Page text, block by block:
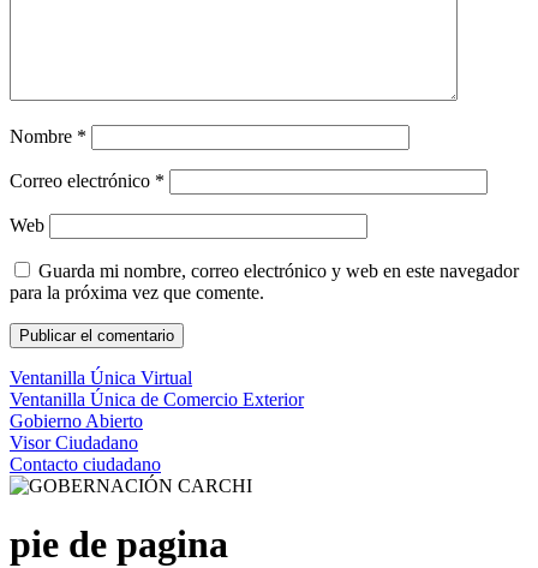
Nombre *
Correo electrónico *
Web
Guarda mi nombre, correo electrónico y web en este navegador
para la próxima vez que comente.
Ventanilla Única Virtual
Ventanilla Única de Comercio Exterior
Gobierno Abierto
Visor Ciudadano
Contacto ciudadano
pie de pagina